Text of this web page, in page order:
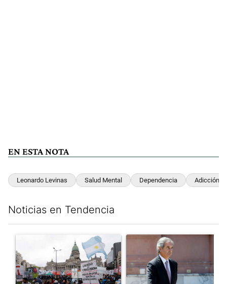
EN ESTA NOTA
Leonardo Levinas Salud Mental Dependencia Adicción
Noticias en Tendencia
Un artículo de tendencia con el título "Congreso vallado y
Un artículo de tendencia con